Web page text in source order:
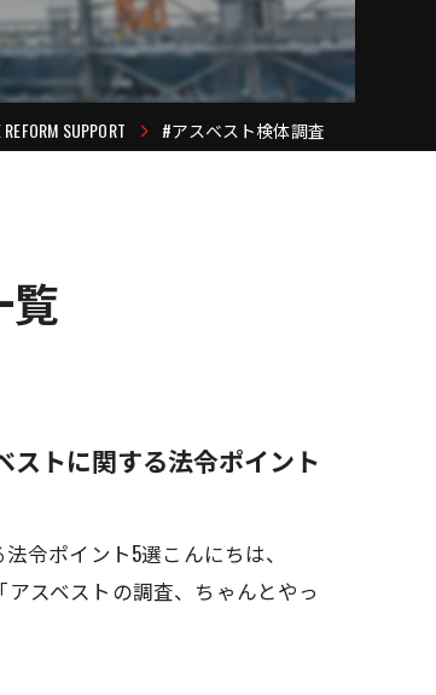
人材派遣
SUPPORT #アスベスト検体調査
覧
ストに関する法令ポイント
令ポイント5選こんにちは、
アスベストの調査、ちゃんとやっ